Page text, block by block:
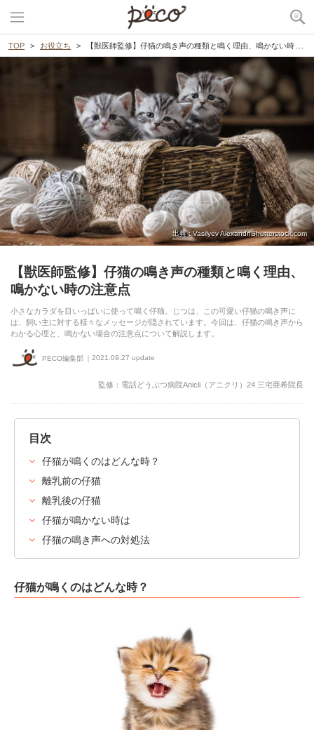
TOP お役立ち 【獣医師監修】仔猫の鳴き声の種類と鳴く理由、鳴かない時の注意点
出典 : Vasilyev Alexandr/Shutterstock.com
【獣医師監修】仔猫の鳴き声の種類と鳴く理由、
鳴かない時の注意点
小さなカラダを目いっぱいに使って鳴く仔猫。じつは、この可愛い仔猫の鳴き声に
は、飼い主に対する様々なメッセージが隠されています。今回は、仔猫の鳴き声から
わかる心理と、鳴かない場合の注意点について解説します。
PECO編集部 2021.09.27 update
監修：電話どうぶつ病院Anicli（アニクリ）24 三宅亜希院長
目次
仔猫が鳴くのはどんな時？
離乳前の仔猫
離乳後の仔猫
仔猫が鳴かない時は
仔猫の鳴き声への対処法
仔猫が鳴くのはどんな時？